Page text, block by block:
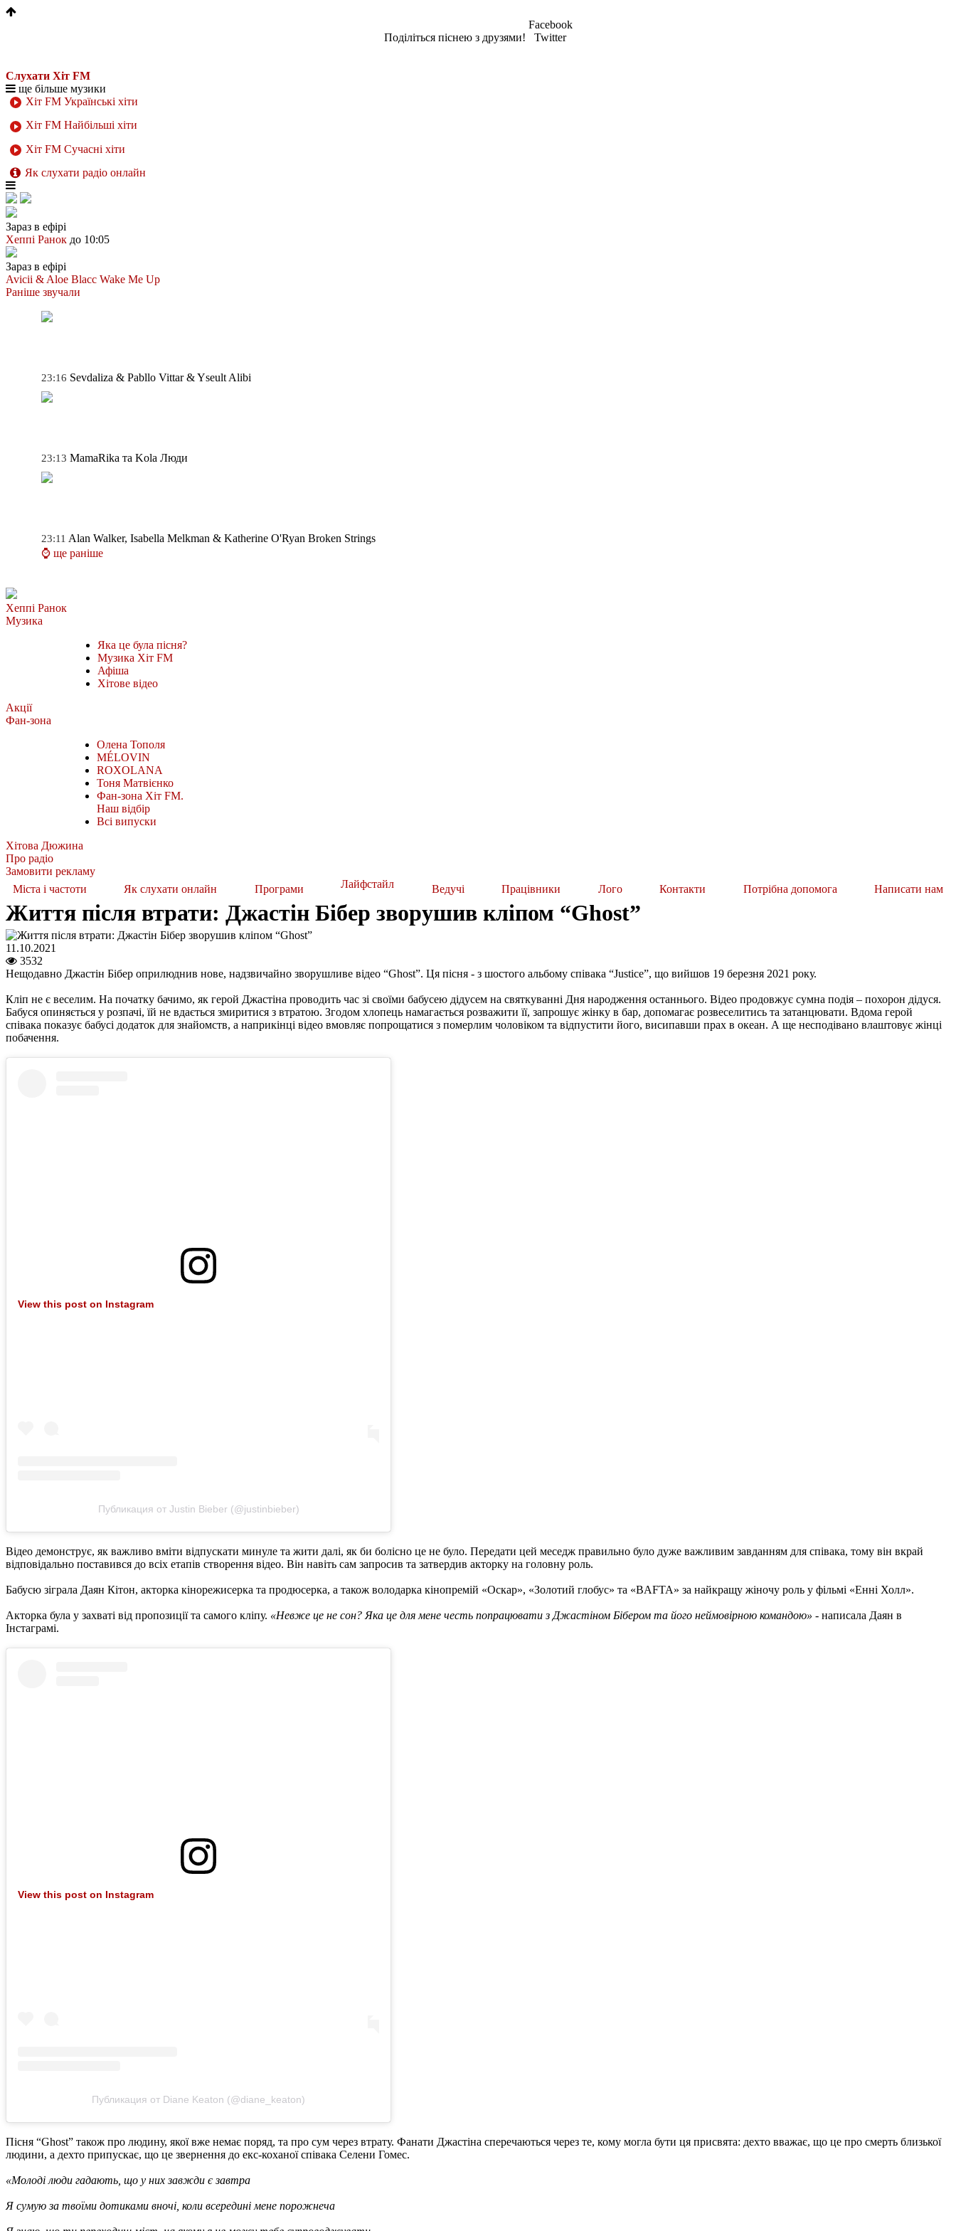
Поділіться піснею з друзями!
Facebook
Twitter
Слухати Хіт FM
ще більше музики
Хіт FM Українські хіти
Хіт FM Найбільші хіти
Хіт FM Сучасні хіти
Як слухати радіо онлайн
Зараз в ефірі
Хеппі Ранок до 10:05
Зараз в ефірі
Avicii & Aloe Blacc Wake Me Up
Раніше звучали
23:16 Sevdaliza & Pabllo Vittar & Yseult Alibi
23:13 MamaRika та Kola Люди
23:11 Alan Walker, Isabella Melkman & Katherine O'Ryan Broken Strings
⌚ ще раніше
Хеппі Ранок
Музика
Яка це була пісня?
Музика Хіт FM
Афіша
Хітове відео
Акції
Фан-зона
Олена Тополя
MÉLOVIN
ROXOLANA
Тоня Матвієнко
Фан-зона Хіт FM.
Наш відбір
Всі випуски
Хітова Дюжина
Про радіо
Замовити рекламу
Міста і частоти
Як слухати онлайн Програми Лайфстайл Ведучі Працівники Лого Контакти Потрібна допомога Написати нам
Життя після втрати: Джастін Бібер зворушив кліпом “Ghost”
11.10.2021
3532
Нещодавно Джастін Бібер оприлюднив нове, надзвичайно зворушливе відео “Ghost”. Ця пісня - з шостого альбому співака “Justice”, що вийшов 19 березня 2021 року.
Кліп не є веселим. На початку бачимо, як герой Джастіна проводить час зі своїми бабусею дідусем на святкуванні Дня народження останнього. Відео продовжує сумна подія – похорон дідуся.
Бабуся опиняється у розпачі, їй не вдається змиритися з втратою. Згодом хлопець намагається розважити її, запрошує жінку в бар, допомагає розвеселитись та затанцювати. Вдома герой
співака показує бабусі додаток для знайомств, а наприкінці відео вмовляє попрощатися з померлим чоловіком та відпустити його, висипавши прах в океан. А ще несподівано влаштовує жінці
побачення.
View this post on Instagram
Публикация от Justin Bieber (@justinbieber)
Відео демонструє, як важливо вміти відпускати минуле та жити далі, як би болісно це не було. Передати цей меседж правильно було дуже важливим завданням для співака, тому він вкрай
відповідально поставився до всіх етапів створення відео. Він навіть сам запросив та затвердив акторку на головну роль.
Бабусю зіграла Даян Кітон, акторка кінорежисерка та продюсерка, а також володарка кінопремій «Оскар», «Золотий глобус» та «BAFTA» за найкращу жіночу роль у фільмі «Енні Холл».
Акторка була у захваті від пропозиції та самого кліпу. «Невже це не сон? Яка це для мене честь попрацювати з Джастіном Бібером та його неймовірною командою» - написала Даян в
Інстаграмі.
View this post on Instagram
Публикация от Diane Keaton (@diane_keaton)
Пісня “Ghost” також про людину, якої вже немає поряд, та про сум через втрату. Фанати Джастіна сперечаються через те, кому могла бути ця присвята: дехто вважає, що це про смерть близької
людини, а дехто припускає, що це звернення до екс-коханої співака Селени Гомес.
«Молоді люди гадають, що у них завжди є завтра
Я сумую за твоїми дотиками вночі, коли всередині мене порожнеча